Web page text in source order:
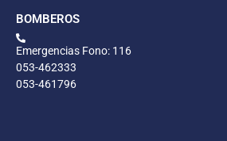
BOMBEROS
Emergencias Fono: 116
053-462333
053-461796